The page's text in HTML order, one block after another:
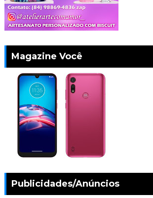
Magazine Você
Publicidades/Anúncios